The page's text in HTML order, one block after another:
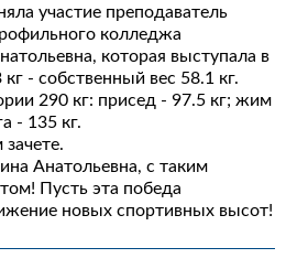
участие преподаватель
колледжа
которая выступала в
- собственный вес 58.1 кг.
290 кг: присед - 97.5 кг; жим
- 135 кг.
Анатольевна, с таким
Пусть эта победа
новых спортивных высот!